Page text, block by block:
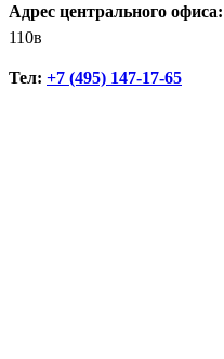
Адрес центрального офиса:
110в
Тел: +7 (495) 147-17-65